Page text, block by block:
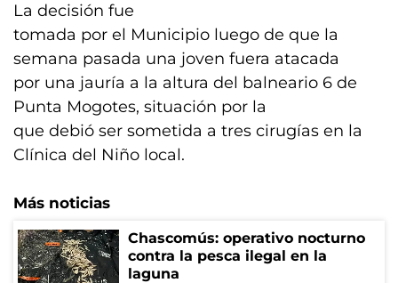
La decisión fue
tomada por el Municipio luego de que la
semana pasada una joven fuera atacada
por una jauría a la altura del balneario 6 de
Punta Mogotes, situación por la
que debió ser sometida a tres cirugías en la
Clínica del Niño local.
Más noticias
Chascomús: operativo nocturno
contra la pesca ilegal en la
laguna